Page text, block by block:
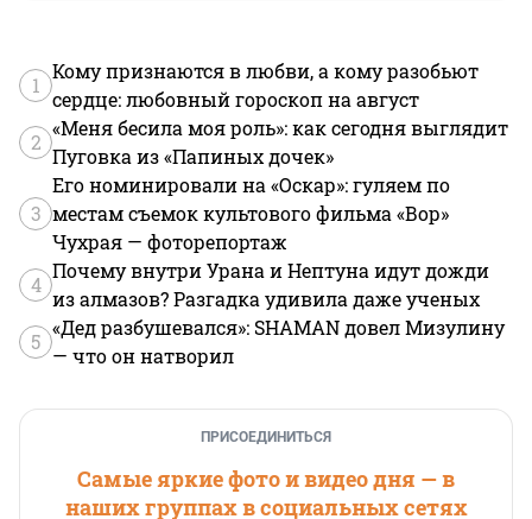
1
Кому признаются в любви, а кому разобьют
сердце: любовный гороскоп на август
2
«Меня бесила моя роль»: как сегодня выглядит
Пуговка из «Папиных дочек»
3
Его номинировали на «Оскар»: гуляем по
местам съемок культового фильма «Вор»
Чухрая — фоторепортаж
4
Почему внутри Урана и Нептуна идут дожди
из алмазов? Разгадка удивила даже ученых
5
«Дед разбушевался»: SHAMAN довел Мизулину
— что он натворил
ПРИСОЕДИНИТЬСЯ
Самые яркие фото и видео дня — в
наших группах в социальных сетях